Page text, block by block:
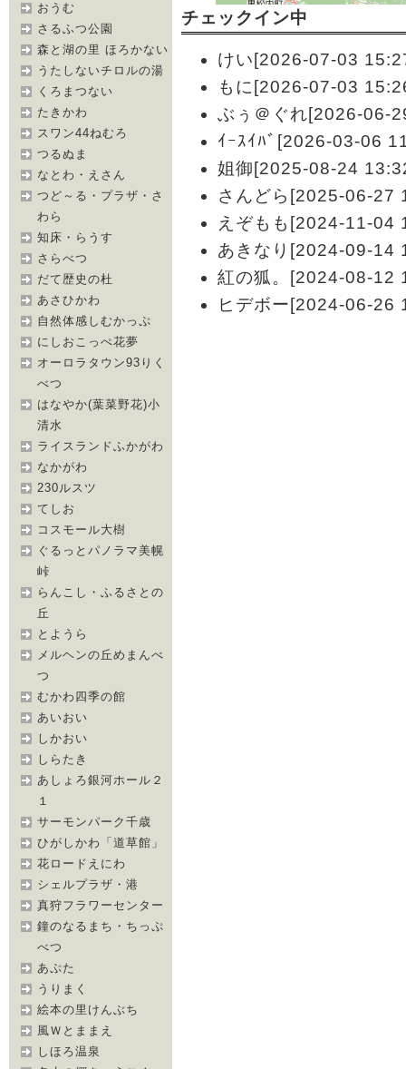
おうむ
さるふつ公園
森と湖の里 ほろかない
うたしないチロルの湯
くろまつない
たきかわ
スワン44ねむろ
つるぬま
なとわ・えさん
つど～る・プラザ・さ
わら
知床・らうす
さらべつ
だて歴史の杜
あさひかわ
自然体感しむかっぷ
にしおこっぺ花夢
オーロラタウン93りく
べつ
はなやか(葉菜野花)小
清水
ライスランドふかがわ
なかがわ
230ルスツ
てしお
コスモール大樹
ぐるっとパノラマ美幌
峠
らんこし・ふるさとの
丘
とようら
メルヘンの丘めまんべ
つ
むかわ四季の館
あいおい
しかおい
しらたき
あしょろ銀河ホール２
１
サーモンパーク千歳
ひがしかわ「道草館」
花ロードえにわ
シェルプラザ・港
真狩フラワーセンター
鐘のなるまち・ちっぷ
べつ
あぷた
うりまく
絵本の里けんぶち
風Ｗとままえ
しほろ温泉
チェックイン中
けい[2026-07-03
もに[2026-07-03
ぶぅ＠ぐれ[2026-06-
ｲｰｽｲﾊﾞ[2026-03-06
姐御[2025-08-24
さんどら[2025-06-27
えぞもも[2024-11-04
あきなり[2024-09-14
紅の狐。[2024-08-12
ヒデボー[2024-06-26